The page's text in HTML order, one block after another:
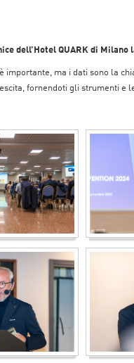
dell’Hotel QUARK di Milano
importante, ma i dati sono la
fornendoti gli strumenti